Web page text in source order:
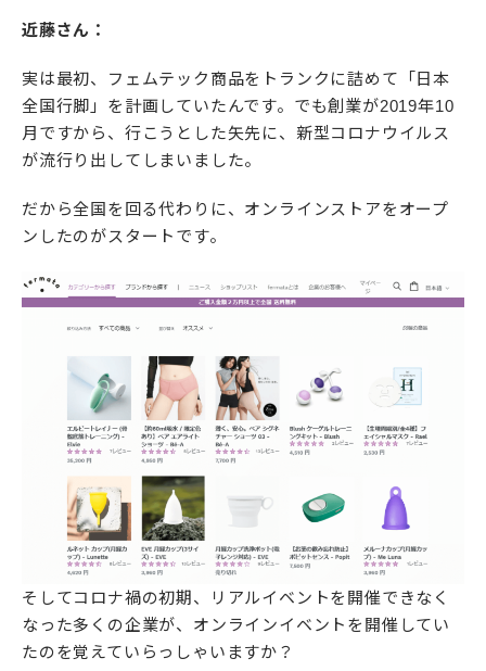
近藤さん：
実は最初、フェムテック商品をトランクに詰めて「日本
全国行脚」を計画していたんです。でも創業が2019年10
月ですから、行こうとした矢先に、新型コロナウイルス
が流行り出してしまいました。
だから全国を回る代わりに、オンラインストアをオープ
ンしたのがスタートです。
そしてコロナ禍の初期、リアルイベントを開催できなく
なった多くの企業が、オンラインイベントを開催してい
たのを覚えていらっしゃいますか？